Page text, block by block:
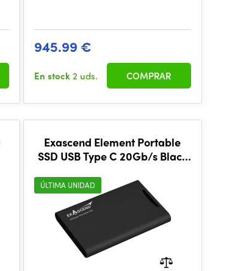
945.99 €
En stock2 uds. COMPRAR
Exascend Element Portable
SSD USB Type C 20Gb/s Black
ÚLTIMA UNIDAD